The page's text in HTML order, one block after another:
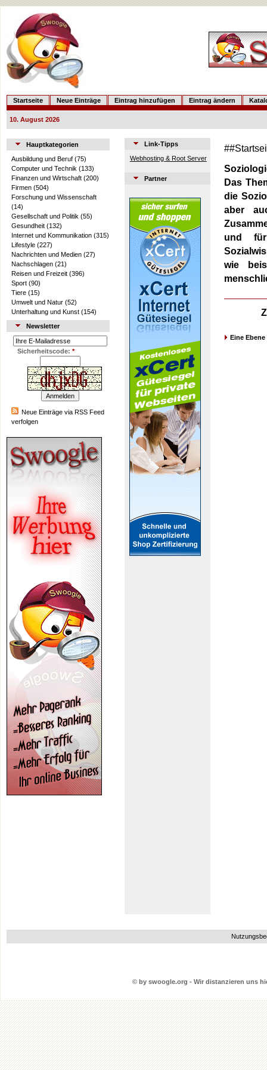
Startseite Neue Einträge Eintrag hinzufügen Eintrag ändern
10. August 2026
Hauptkategorien
Ausbildung und Beruf (75)
Computer und Technik (133)
Finanzen und Wirtschaft (200)
Firmen (504)
Forschung und Wissenschaft
(14)
Gesellschaft und Politik (55)
Gesundheit (132)
Internet und Kommunikation (315)
Lifestyle (227)
Nachrichten und Medien (27)
Nachschlagen (21)
Reisen und Freizeit (396)
Sport (90)
Tiere (15)
Umwelt und Natur (52)
Unterhaltung und Kunst (154)
Newsletter
Sicherheitscode: *
Neue Einträge via RSS Feed
verfolgen
Link-Tipps
Webhosting & Root Server
Partner
Das
die
aber
und
wie
Eine
© by swoogle.org - Wir distanzieren uns